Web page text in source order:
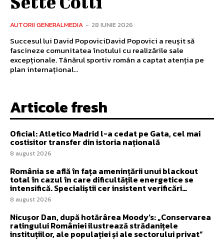
AUTORII GENERALMEDIA - 28 IUNIE 2026
Succesul lui David PopoviciDavid Popovici a reușit să
fascineze comunitatea înotului cu realizările sale
excepționale. Tânărul sportiv român a captat atenția pe
plan internațional...
Articole fresh
Oficial: Atletico Madrid l-a cedat pe Gata, cel mai
costisitor transfer din istoria națională
8 august 2026
România se află în fața amenințării unui blackout
total în cazul în care dificultățile energetice se
intensifică. Specialiștii cer insistent verificări…
8 august 2026
Nicușor Dan, după hotărârea Moody’s: „Conservarea
ratingului României ilustrează strădanițele
instituțiilor, ale populației și ale sectorului privat”